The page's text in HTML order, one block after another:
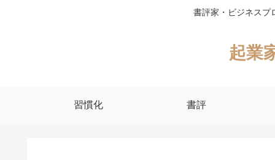
書評家・ビジネス
起業
習慣化 書評